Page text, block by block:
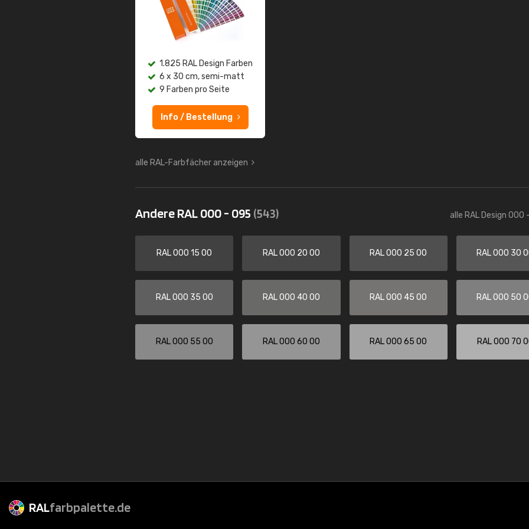
1.825 RAL Design Farben
6 x 30 cm, semi-matt
9 Farben pro Seite
Info / Bestellung
alle RAL-Farbfächer anzeigen
Andere RAL 000 - 095 (543) alle RAL Design 000
RAL 000 15 00 RAL 000 20 00 RAL 000 25 00 RAL 000 30
RAL 000 35 00 RAL 000 40 00 RAL 000 45 00 RAL 000 50
RAL 000 55 00 RAL 000 60 00 RAL 000 65 00 RAL 000 70
RALfarbpalette.de